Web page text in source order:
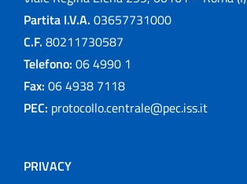
Partita I.V.A. 03657731000
C.F. 80211730587
Telefono: 06 4990 1
Fax: 06 4938 7118
PEC: protocollo.centrale@pec.iss.it
PRIVACY